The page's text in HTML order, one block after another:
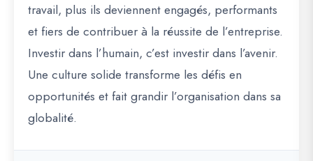
travail, plus ils deviennent engagés, performants
et fiers de contribuer à la réussite de l’entreprise.
Investir dans l’humain, c’est investir dans l’avenir.
Une culture solide transforme les défis en
opportunités et fait grandir l’organisation dans sa
globalité.